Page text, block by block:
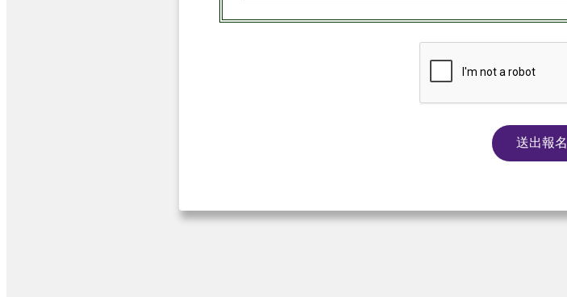
送出報名